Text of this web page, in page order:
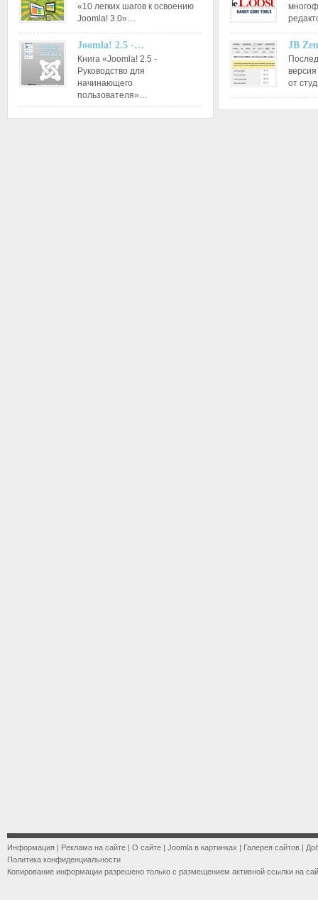
«10 легких шагов к освоению
Joomla! 3.0»…
Joomla! 2.5 -…
Книга «Joomla! 2.5 -
Руководство для
начинающего
пользователя»…
JB
от
Информация | Реклама на сайте | О сайте | Joomla в картинках | Галерея сайтов |
Политика конфиденциальности
Копирование информации разрешено только с размещением активной ссылки на